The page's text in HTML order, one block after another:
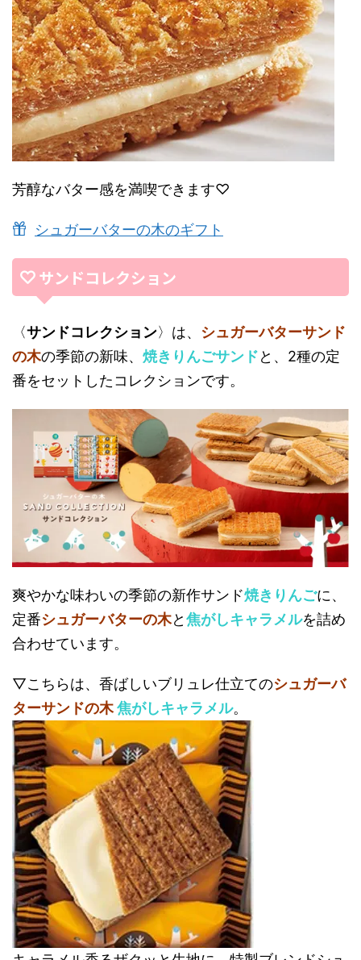
芳醇なバター感を満喫できます♡
シュガーバターの木のギフト
サンドコレクション
〈サンドコレクション〉は、 シュガーバターサンド
の木の季節の新味、 焼きりんごサンドと、2種の定
番をセットしたコレクションです。
爽やかな味わいの季節の新作サンド焼きりんごに、
定番シュガーバターの木と焦がしキャラメルを詰め
合わせています。
▽こちらは、香ばしいブリュレ仕⽴てのシュガーバ
ターサンドの木焦がしキャラメル。